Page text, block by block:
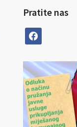
Pratite nas
facebook